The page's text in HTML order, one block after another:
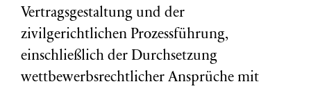
Vertragsgestaltung und der
zivilgerichtlichen Prozessführung,
einschließlich der Durchsetzung
wettbewerbsrechtlicher Ansprüche mit